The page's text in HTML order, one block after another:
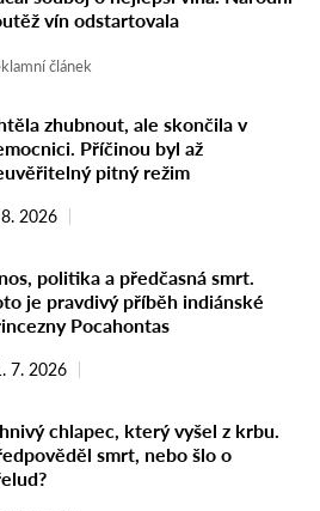
vín odstartovala
článek
zhubnout, ale skončila v
Příčinou byl až
pitný režim
2026
politika a předčasná smrt.
je pravdivý příběh indiánské
Pocahontas
7. 2026
chlapec, který vyšel z krbu.
smrt, nebo šlo o